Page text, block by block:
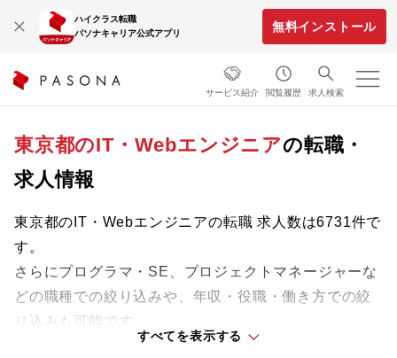
ハイクラス転職
パソナキャリア公式アプリ
無料インストール
サービス紹介 閲覧履歴 求人検索
東京都のIT・Webエンジニアの転職・
求人情報
東京都のIT・Webエンジニアの転職 求人数は6731件で
す。
さらにプログラマ・SE、プロジェクトマネージャーな
どの職種での絞り込みや、年収・役職・働き方での絞
り込みも可能です。
専門知識やスキルを最大限に発揮しながら、あなたの
すべてを表示する